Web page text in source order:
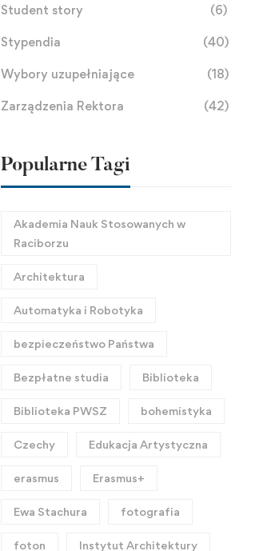
Student story (6)
Stypendia (40)
Wybory uzupełniające (18)
Zarządzenia Rektora (42)
Popularne Tagi
Akademia Nauk Stosowanych w
Raciborzu
Architektura
Automatyka i Robotyka
bezpieczeństwo Państwa
Bezpłatne studia Biblioteka
Biblioteka PWSZ bohemistyka
Czechy Edukacja Artystyczna
erasmus Erasmus+
Ewa Stachura fotografia
foton Instytut Architektury